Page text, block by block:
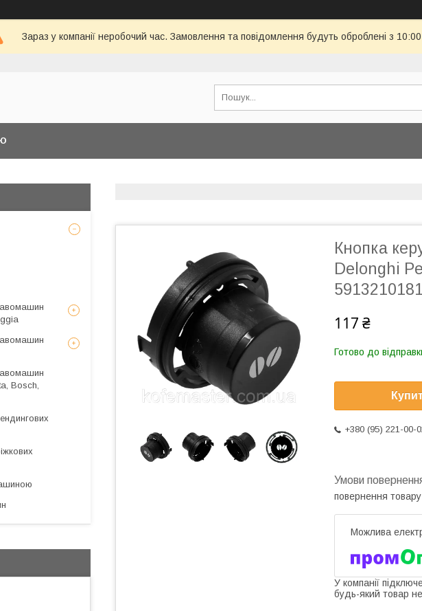
Зараз у компанії неробочий час. Замовлення та повідомлення будуть оброблені з
Кнопка
Delonghi
5913210181
117 ₴
Готово до
+380 (95) 221-00-
повернення
У компанії
будь-який товар
Bosch,